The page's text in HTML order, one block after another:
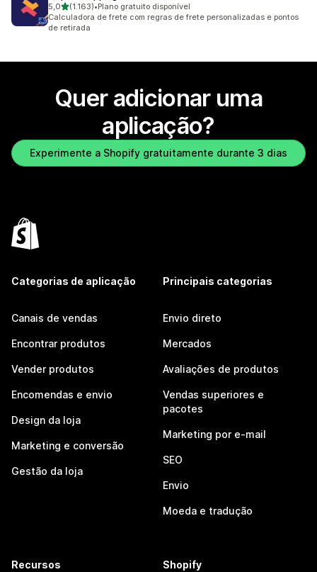
5,0de 5 estrelas
(1.163)
1163 total de avaliações
•Plano gratuito disponível
Calculadora de frete com regras de frete personalizadas e pontos
de retirada
Quer adicionar uma
aplicação?
Experimente a Shopify gratuitamente durante 3 dias
Categorias de aplicação
Canais de vendas
Encontrar produtos
Vender produtos
Encomendas e envio
Design da loja
Marketing e conversão
Gestão da loja
Principais categorias
Envio direto
Mercados
Avaliações de produtos
Vendas superiores e
pacotes
Marketing por e-mail
SEO
Envio
Moeda e tradução
Recursos Shopify